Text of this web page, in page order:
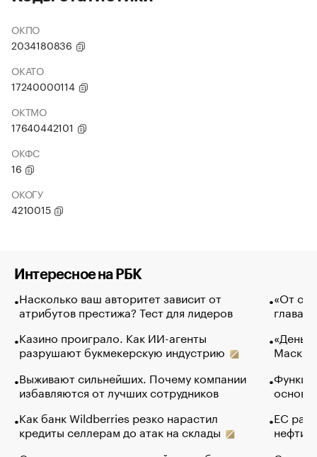
ОКПО
2034180836
ОКАТО
17240000114
ОКТМО
17640442101
ОКФС
16
ОКОГУ
4210015
Интересное на РБК
Насколько ваш авторитет зависит от
атрибутов престижа? Тест для лидеров
Казино проиграло. Как ИИ-агенты
разрушают букмекерскую индустрию
Выживают сильнейших. Почему компании
избавляются от лучших сотрудников
Как банк Wildberries резко нарастил
кредиты селлерам до атак на склады
«От
глава
Маск в
основ
ЕС
нефти